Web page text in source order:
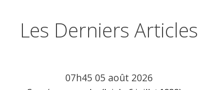
Les Derniers Articles
07h45 05 août 2026